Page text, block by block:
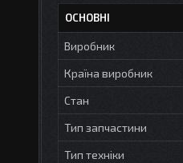
ОСНОВНІ
Виробник
Країна виробник
Стан
Тип запчастини
Тип техніки